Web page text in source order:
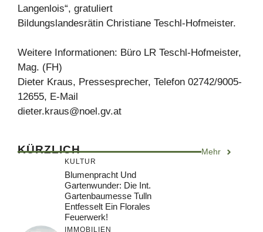
Langenlois“, gratuliert
Bildungslandesrätin Christiane Teschl-Hofmeister.
Weitere Informationen: Büro LR Teschl-Hofmeister,
Mag. (FH)
Dieter Kraus, Pressesprecher, Telefon 02742/9005-
12655, E-Mail
dieter.kraus@noel.gv.at
KÜRZLICH Mehr
KULTUR
Blumenpracht Und
Gartenwunder: Die Int.
Gartenbaumesse Tulln
Entfesselt Ein Florales
Feuerwerk!
IMMOBILIEN